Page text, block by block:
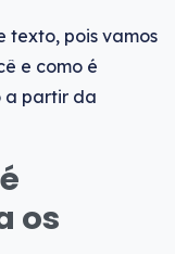
texto, pois vamos
e como é
a partir da
os